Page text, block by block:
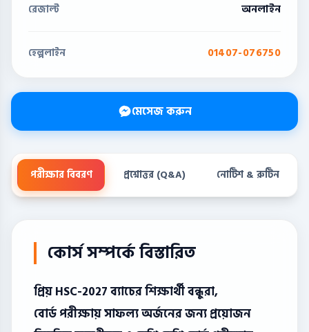
পরীক্ষার বিবরণ প্রশ্নোত্তর (Q&A) নোটিশ & রুটিন
কোর্স সম্পর্কে বিস্তারিত
প্রিয় HSC-2027 ব্যাচের শিক্ষার্থী বন্ধুরা,
বোর্ড পরীক্ষায় সাফল্য অর্জনের জন্য প্রয়োজন
রেজাল্ট অনলাইন
হেল্পলাইন 01407-076750
মেসেজ করুন